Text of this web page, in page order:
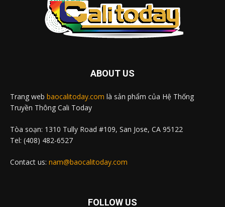
ABOUT US
Trang web baocalitoday.com là sản phẩm của Hệ Thống
Truyền Thông Cali Today
Tòa soạn: 1310 Tully Road #109, San Jose, CA 95122
Tel: (408) 482-6527
Contact us: nam@baocalitoday.com
FOLLOW US